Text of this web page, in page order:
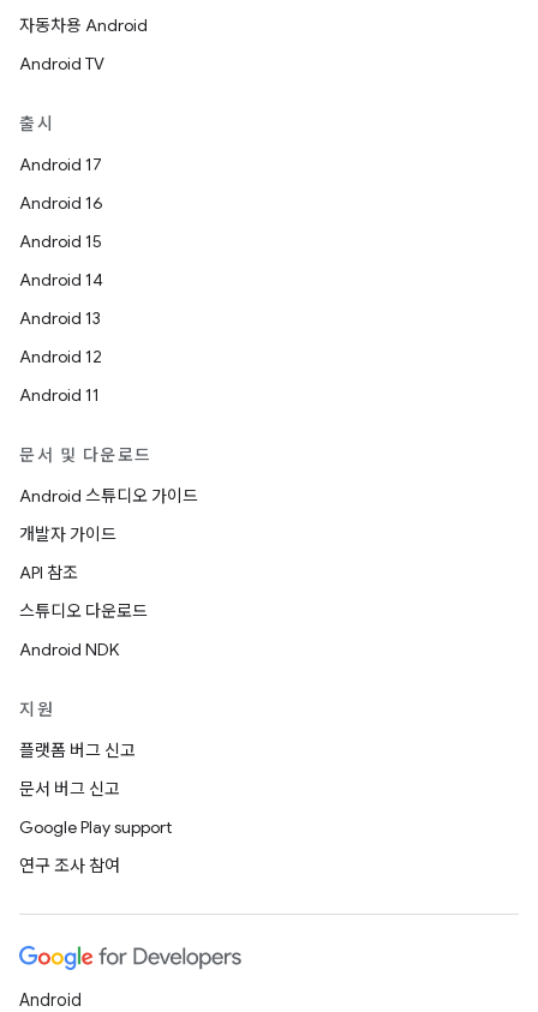
자동차용 Android
Android TV
출시
Android 17
Android 16
Android 15
Android 14
Android 13
Android 12
Android 11
문서 및 다운로드
Android 스튜디오 가이드
개발자 가이드
API 참조
스튜디오 다운로드
Android NDK
지원
플랫폼 버그 신고
문서 버그 신고
Google Play support
연구 조사 참여
Android